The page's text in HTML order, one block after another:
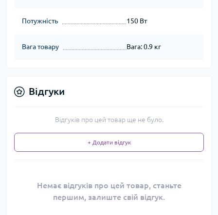
Потужність 150 Вт
Вага товару Вага: 0.9 кг
Відгуки
Відгуків про цей товар ще не було.
+ Додати відгук
Немає відгуків про цей товар, станьте
першим, залиште свій відгук.